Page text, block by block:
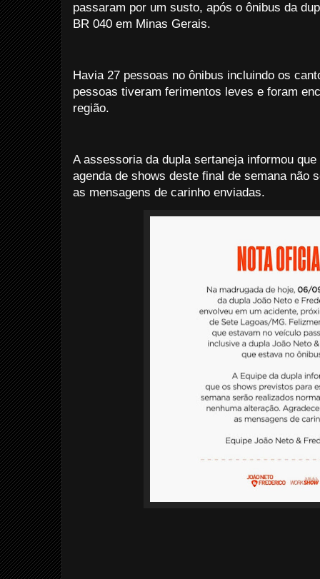
passaram por um susto, após o ônibus da
BR 040 em Minas Gerais.
Havia 27 pessoas no ônibus incluindo os
pessoas tiveram ferimentos leves e foram
região.
A assessoria da dupla sertaneja informou
agenda de shows deste final de semana não
as mensagens de carinho enviadas.